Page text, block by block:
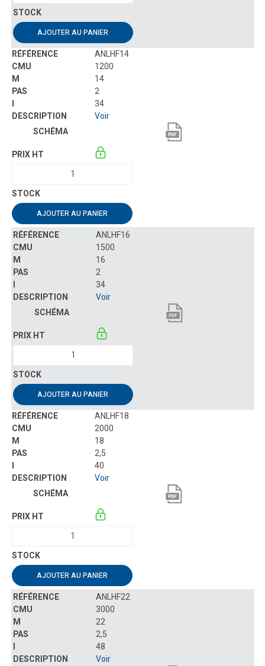
AJOUTER AU PANIER
ANLHF14
1200
14
2
34
Voir
AJOUTER AU PANIER
ANLHF16
1500
16
2
34
Voir
AJOUTER AU PANIER
ANLHF18
2000
18
2,5
40
Voir
AJOUTER AU PANIER
ANLHF22
3000
22
2,5
48
Voir